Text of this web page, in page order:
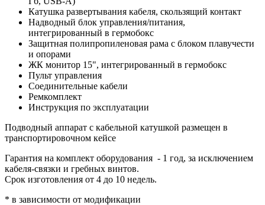
Катушка развертывания кабеля, скользящий контакт
Надводный блок управления/питания,
интегрированный в гермобокс
Защитная полипропиленовая рама с блоком плавучести
и опорами
ЖК монитор 15", интегрированный в гермобокс
Пульт управления
Соединительные кабели
Ремкомплект
Инструкция по эксплуатации
Подводный аппарат с кабельной катушкой размещен в
транспортировочном кейсе
Гарантия на комплект оборудования - 1 год, за исключением
кабеля-связки и гребных винтов.
Срок изготовления от 4 до 10 недель.
* в зависимости от модификации